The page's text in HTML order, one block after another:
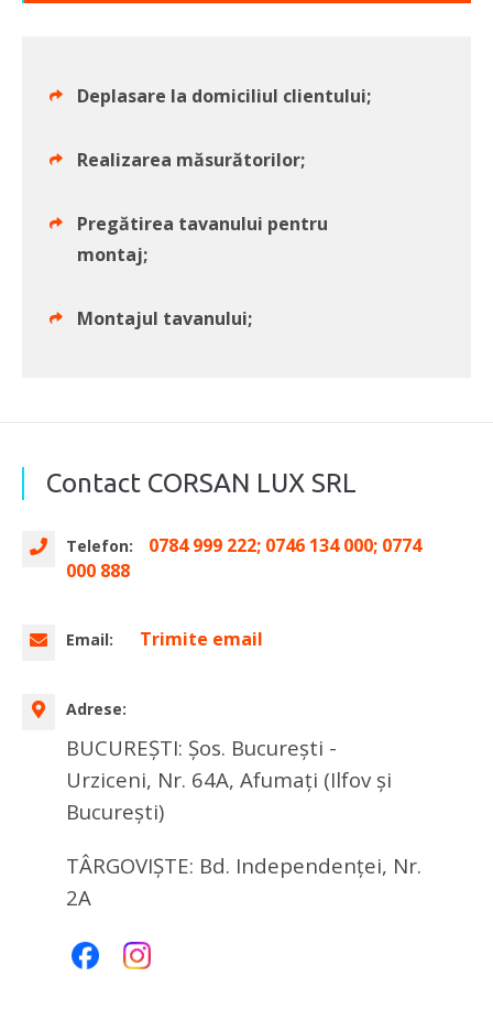
Deplasare la domiciliul clientului;
Realizarea măsurătorilor;
Pregătirea tavanului pentru
montaj;
Montajul tavanului;
Contact CORSAN LUX SRL
Telefon:
0784 999 222; 0746 134 000; 0774
000 888
Email: Trimite email
Adrese:
BUCUREŞTI: Șos. București -
Urziceni, Nr. 64A, Afumați (Ilfov și
București)
TÂRGOVIŞTE: Bd. Independenței, Nr.
2A